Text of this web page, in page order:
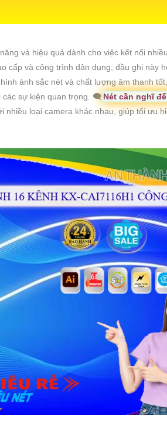
và hiệu quả dành cho việc kết nối
cấp và công trình dân dụng, đầu ghi này
ảnh sắc nét và chất lượng âm thanh
các sự kiện quan trọng. 🗨️ Nét cần nghĩ
nhiều loại camera khác nhau, giúp tối ưu